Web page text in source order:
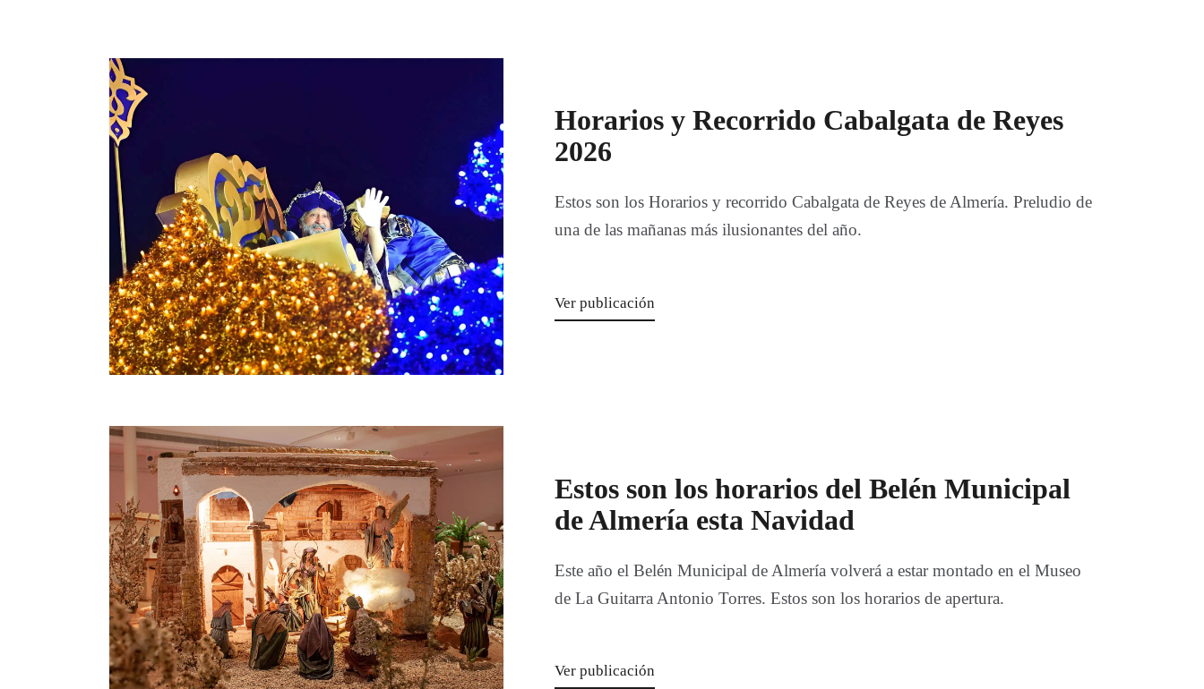
Horarios y Recorrido Cabalgata de Reyes
2026
Estos son los Horarios y recorrido Cabalgata de Reyes de Almería. Preludio de
una de las mañanas más ilusionantes del año.
Ver publicación
Estos son los horarios del Belén Municipal
de Almería esta Navidad
Este año el Belén Municipal de Almería volverá a estar montado en el Museo
de La Guitarra Antonio Torres. Estos son los horarios de apertura.
Ver publicación